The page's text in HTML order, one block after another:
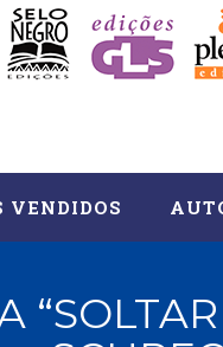
VENDIDOS